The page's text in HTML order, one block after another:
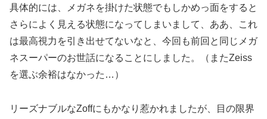
具体的には、メガネを掛けた状態でもしかめっ面をすると
さらによく見える状態になってしまいまして、ああ、これ
は最高視力を引き出せてないなと、今回も前回と同じメガ
ネスーパーのお世話になることにしました。（またZeiss
を選ぶ余裕はなかった…）
リーズナブルなZoffにもかなり惹かれましたが、目の限界